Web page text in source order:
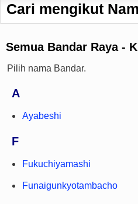
Cari mengikut
Semua Bandar Raya -
Pilih nama Bandar.
A
Ayabeshi
F
Fukuchiyamashi
Funaigunkyotambacho